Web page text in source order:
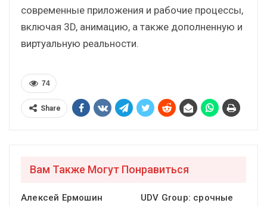
современные приложения и рабочие процессы,
включая 3D, анимацию, а также дополненную и
виртуальную реальности.
74
Share
Вам Также Могут Понравиться
Алексей Ермошин
UDV Group: срочные